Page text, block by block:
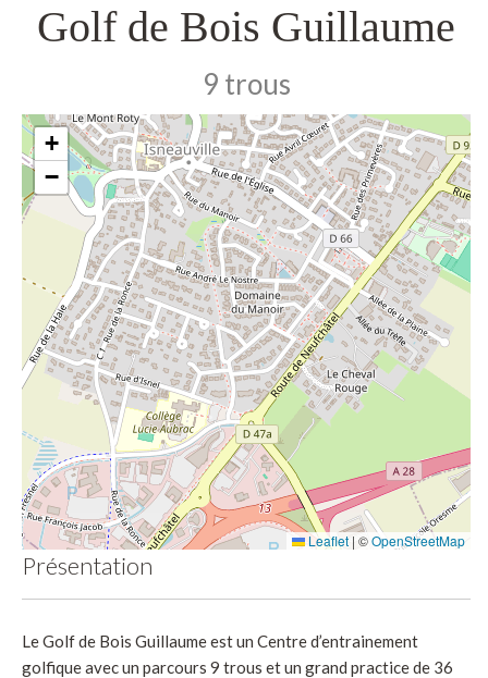
Golf de Bois Guillaume
9 trous
+
−
Leaflet | ©OpenStreetMap
Présentation
Le Golf de Bois Guillaume est un Centre d’entrainement
golfiqueavec un parcours 9 trous et un grand practice de 36